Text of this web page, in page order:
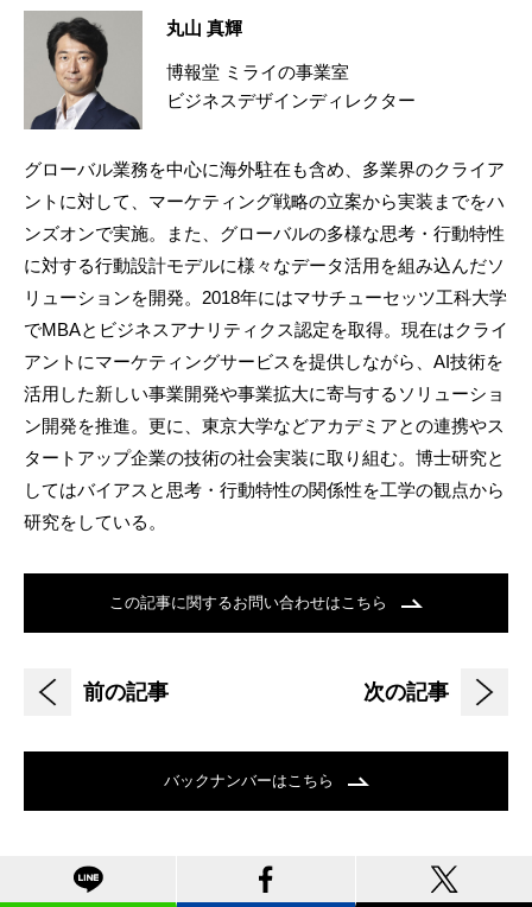
丸山 真輝
博報堂 ミライの事業室
ビジネスデザインディレクター
グローバル業務を中心に海外駐在も含め、多業界のクライア
ントに対して、マーケティング戦略の立案から実装までをハ
ンズオンで実施。また、グローバルの多様な思考・行動特性
に対する行動設計モデルに様々なデータ活用を組み込んだソ
リューションを開発。2018年にはマサチューセッツ工科大学
でMBAとビジネスアナリティクス認定を取得。現在はクライ
アントにマーケティングサービスを提供しながら、AI技術を
活用した新しい事業開発や事業拡大に寄与するソリューショ
ン開発を推進。更に、東京大学などアカデミアとの連携やス
タートアップ企業の技術の社会実装に取り組む。博士研究と
してはバイアスと思考・行動特性の関係性を工学の観点から
研究をしている。
この記事に関するお問い合わせはこちら
前の記事 次の記事
バックナンバーはこちら
関連記事